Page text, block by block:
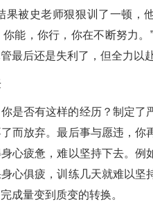
被史老师狠狠训了一顿，
能，你行，你在不断努力
最后还是失利了，但全力以
是否有这样的经历？制定
而放弃。最后事与愿违，
心疲惫，难以坚持下去。
心俱疲，训练几天就难以
成量变到质变的转换。